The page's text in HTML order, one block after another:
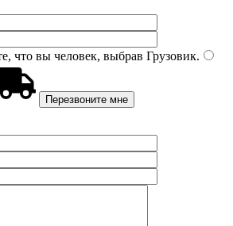
что вы человек, выбрав Грузовик.